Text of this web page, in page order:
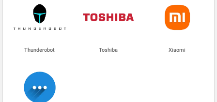
Thunderobot Toshiba Xiaomi